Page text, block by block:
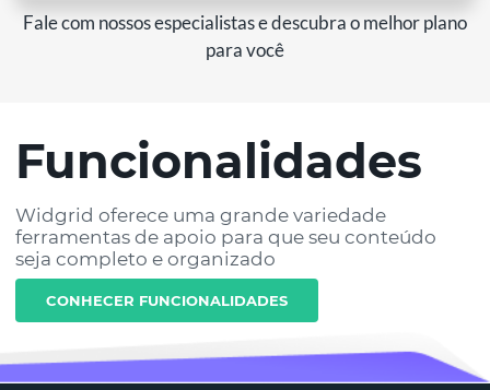
Fale com nossos especialistas e descubra o melhor plano
para você
Funcionalidades
Widgrid oferece uma grande variedade
ferramentas de apoio para que seu conteúdo
seja completo e organizado
CONHECER FUNCIONALIDADES